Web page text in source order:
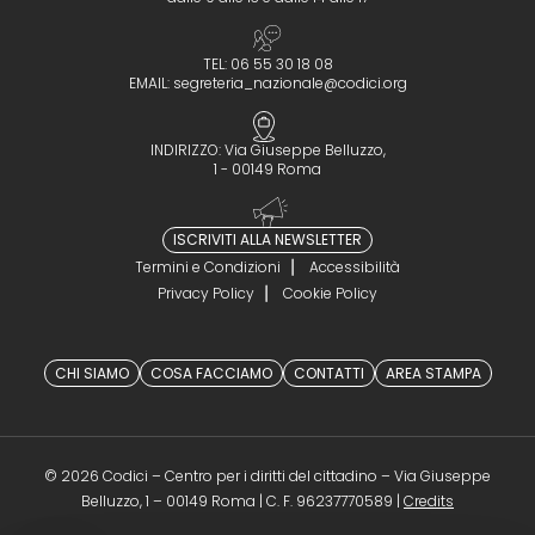
TEL: 06 55 30 18 08
EMAIL: segreteria_nazionale@codici.org
INDIRIZZO: Via Giuseppe Belluzzo,
1 - 00149 Roma
ISCRIVITI ALLA NEWSLETTER
Termini e Condizioni
Accessibilità
Privacy Policy
Cookie Policy
CHI SIAMO COSA FACCIAMO CONTATTI AREA STAMPA
© 2026 Codici – Centro per i diritti del cittadino – Via Giuseppe
Belluzzo, 1 – 00149 Roma | C. F. 96237770589 | Credits